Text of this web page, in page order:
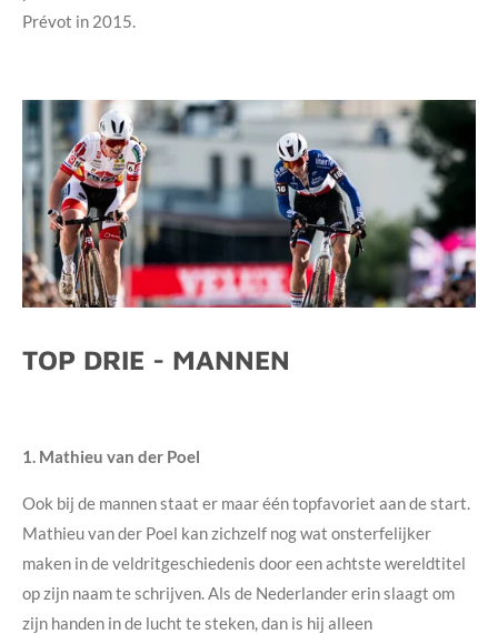
Prévot in 2015.
TOP DRIE - MANNEN
1. Mathieu van der Poel
Ook bij de mannen staat er maar één topfavoriet aan de start.
Mathieu van der Poel kan zichzelf nog wat onsterfelijker
maken in de veldritgeschiedenis door een achtste wereldtitel
op zijn naam te schrijven. Als de Nederlander erin slaagt om
zijn handen in de lucht te steken, dan is hij alleen